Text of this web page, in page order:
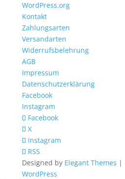
WordPress.org
Kontakt
Zahlungsarten
Versandarten
Widerrufsbelehrung
AGB
Impressum
Datenschutzerklärung
Facebook
Instagram
Facebook
X
Instagram
RSS
Designed by Elegant Themes |
WordPress